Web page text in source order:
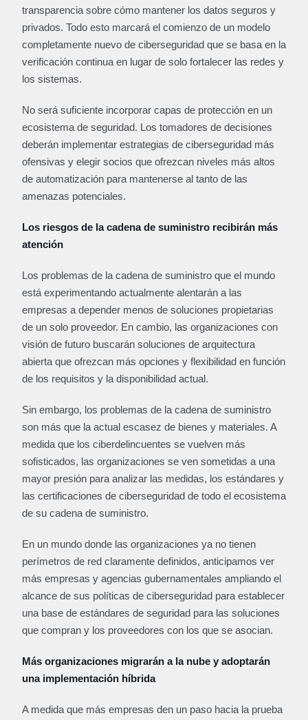
transparencia sobre cómo mantener los datos seguros y
privados. Todo esto marcará el comienzo de un modelo
completamente nuevo de ciberseguridad que se basa en la
verificación continua en lugar de solo fortalecer las redes y
los sistemas.
No será suficiente incorporar capas de protección en un
ecosistema de seguridad. Los tomadores de decisiones
deberán implementar estrategias de ciberseguridad más
ofensivas y elegir socios que ofrezcan niveles más altos
de automatización para mantenerse al tanto de las
amenazas potenciales.
Los riesgos de la cadena de suministro recibirán más
atención
Los problemas de la cadena de suministro que el mundo
está experimentando actualmente alentarán a las
empresas a depender menos de soluciones propietarias
de un solo proveedor. En cambio, las organizaciones con
visión de futuro buscarán soluciones de arquitectura
abierta que ofrezcan más opciones y flexibilidad en función
de los requisitos y la disponibilidad actual.
Sin embargo, los problemas de la cadena de suministro
son más que la actual escasez de bienes y materiales. A
medida que los ciberdelincuentes se vuelven más
sofisticados, las organizaciones se ven sometidas a una
mayor presión para analizar las medidas, los estándares y
las certificaciones de ciberseguridad de todo el ecosistema
de su cadena de suministro.
En un mundo donde las organizaciones ya no tienen
perímetros de red claramente definidos, anticipamos ver
más empresas y agencias gubernamentales ampliando el
alcance de sus políticas de ciberseguridad para establecer
una base de estándares de seguridad para las soluciones
que compran y los proveedores con los que se asocian.
Más organizaciones migrarán a la nube y adoptarán
una implementación híbrida
A medida que más empresas den un paso hacia la prueba